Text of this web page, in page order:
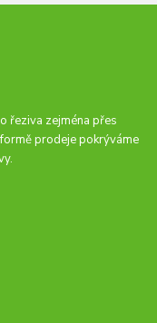
řeziva zejména přes
prodeje pokrýváme